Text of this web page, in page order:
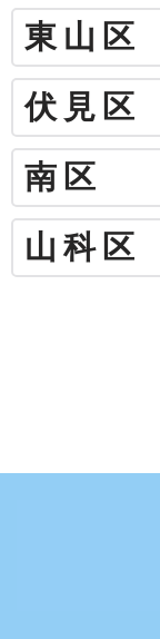
東山区
伏見区
南区
山科区